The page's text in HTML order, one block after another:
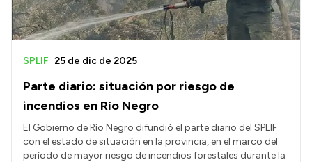
Parte diario: situación por riesgo de
incendios en Río Negro
SPLIF 25 de dic de 2025
El Gobierno de Río Negro difundió el parte diario del SPLIF
con el estado de situación en la provincia, en el marco del
período de mayor riesgo de incendios forestales durante la